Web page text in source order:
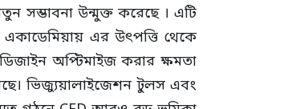
সম্ভাবনা উন্মুক্ত করেছে । এটি
এর উৎপত্তি থেকে
অপ্টিমাইজ করার ক্ষমতা
ভিজ্যুয়ালাইজেশন টুলস এবং